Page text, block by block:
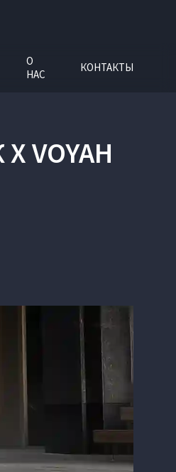
О
НАС
КОНТАКТЫ
VOYAH